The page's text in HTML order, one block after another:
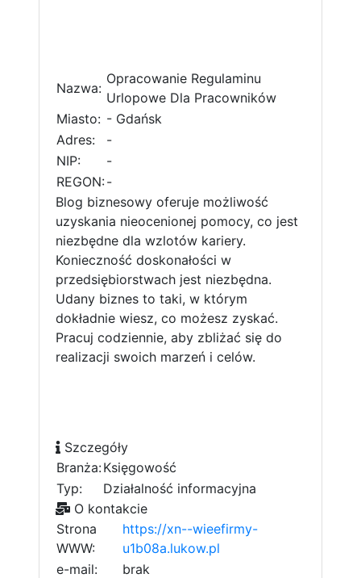
Nazwa:
Opracowanie Regulaminu
Urlopowe Dla Pracowników
Miasto: - Gdańsk
Adres:
-
NIP:
-
REGON:-
Blog biznesowy oferuje możliwość
uzyskania nieocenionej pomocy, co jest
niezbędne dla wzlotów kariery.
Konieczność doskonałości w
przedsiębiorstwach jest niezbędna.
Udany biznes to taki, w którym
dokładnie wiesz, co możesz zyskać.
Pracuj codziennie, aby zbliżać się do
realizacji swoich marzeń i celów.
Szczegóły
Branża:Księgowość
Typ:
Działalność informacyjna
O kontakcie
Strona
WWW:
https://xn--wieefirmy-
u1b08a.lukow.pl
e-mail:
brak